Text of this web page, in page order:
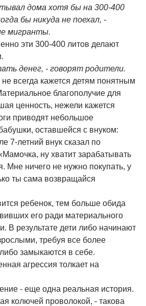
дома хотя бы на 300-400
бы никуда не поехал, -
мигранты.
эти 300-400 литов делают
денег, - говорят родители.
всегда кажется детям понятным
благополучие для
ценность, нежели кажется
приводят небольшое
оставшейся с внуком:
7-летний внук сказал по
ну хватит зарабатывать
Мне ничего не нужно покупать, у
ты сама возвращайся
ребенок, тем больше обида
его ради материального
В результате дети либо начинают
требуя все более
замыкаются в себе.
агрессия толкает на
- еще одна реальная история.
колючей проволокой, - такова